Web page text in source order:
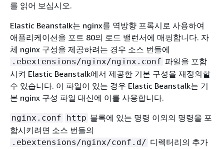
를 읽어 보십시오.
Elastic Beanstalk는 nginx를 역방향 프록시로 사용하여
애플리케이션을 포트 80의 로드 밸런서에 매핑합니다. 자
체 nginx 구성을 제공하려는 경우 소스 번들에
.ebextensions/nginx/nginx.conf 파일을 포함
시켜 Elastic Beanstalk에서 제공한 기본 구성을 재정의할
수 있습니다. 이 파일이 있는 경우 Elastic Beanstalk는 기
본 nginx 구성 파일 대신에 이를 사용합니다.
nginx.conf http 블록에 있는 명령 이외의 명령을 포
함시키려면 소스 번들의
.ebextensions/nginx/conf.d/ 디렉터리의 추가